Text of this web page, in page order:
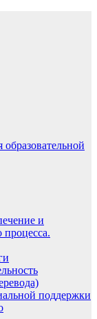
и
процесса.
поддержки